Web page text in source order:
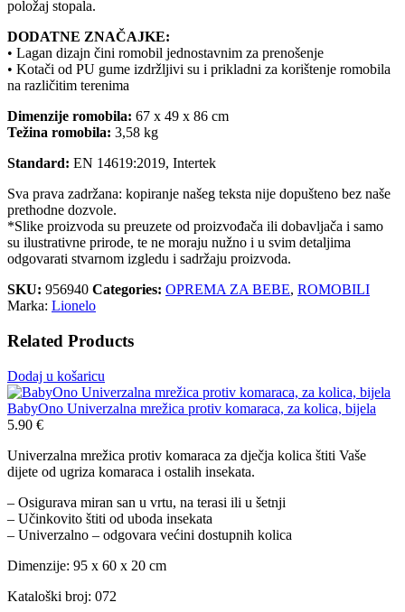
položaj stopala.
DODATNE ZNAČAJKE:
• Lagan dizajn čini romobil jednostavnim za prenošenje
• Kotači od PU gume izdržljivi su i prikladni za korištenje romobila
na različitim terenima
Dimenzije romobila: 67 x 49 x 86 cm
Težina romobila: 3,58 kg
Standard: EN 14619:2019, Intertek
Sva prava zadržana: kopiranje našeg teksta nije dopušteno bez naše
prethodne dozvole.
*Slike proizvoda su preuzete od proizvođača ili dobavljača i samo
su ilustrativne prirode, te ne moraju nužno i u svim detaljima
odgovarati stvarnom izgledu i sadržaju proizvoda.
SKU: 956940 Categories: OPREMA ZA BEBE, ROMOBILI
Marka: Lionelo
Related Products
Dodaj u košaricu
BabyOno Univerzalna mrežica protiv komaraca, za kolica, bijela
5.90 €
Univerzalna mrežica protiv komaraca za dječja kolica štiti Vaše
dijete od ugriza komaraca i ostalih insekata.
– Osigurava miran san u vrtu, na terasi ili u šetnji
– Učinkovito štiti od uboda insekata
– Univerzalno – odgovara većini dostupnih kolica
Dimenzije: 95 x 60 x 20 cm
Kataloški broj: 072